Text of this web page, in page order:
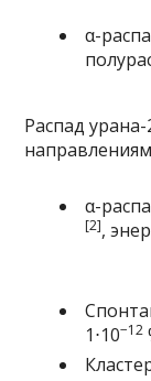
α-
Распад
α-
[2],
1⋅10−12